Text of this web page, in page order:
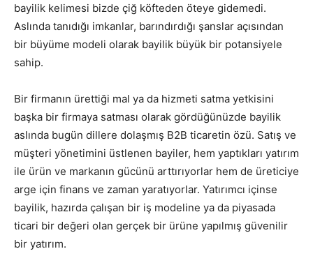
bayilik kelimesi bizde çiğ köfteden öteye gidemedi.
Aslında tanıdığı imkanlar, barındırdığı şanslar açısından
bir büyüme modeli olarak bayilik büyük bir potansiyele
sahip.
Bir firmanın ürettiği mal ya da hizmeti satma yetkisini
başka bir firmaya satması olarak gördüğünüzde bayilik
aslında bugün dillere dolaşmış B2B ticaretin özü. Satış ve
müşteri yönetimini üstlenen bayiler, hem yaptıkları yatırım
ile ürün ve markanın gücünü arttırıyorlar hem de üreticiye
arge için finans ve zaman yaratıyorlar. Yatırımcı içinse
bayilik, hazırda çalışan bir iş modeline ya da piyasada
ticari bir değeri olan gerçek bir ürüne yapılmış güvenilir
bir yatırım.